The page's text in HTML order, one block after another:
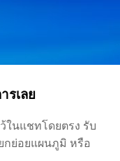
รเลย
ในแชทโดยตรง รับ
กย่อยแผนภูมิ หรือ